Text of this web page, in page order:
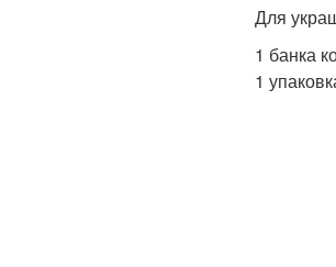
Для
1 банка
1